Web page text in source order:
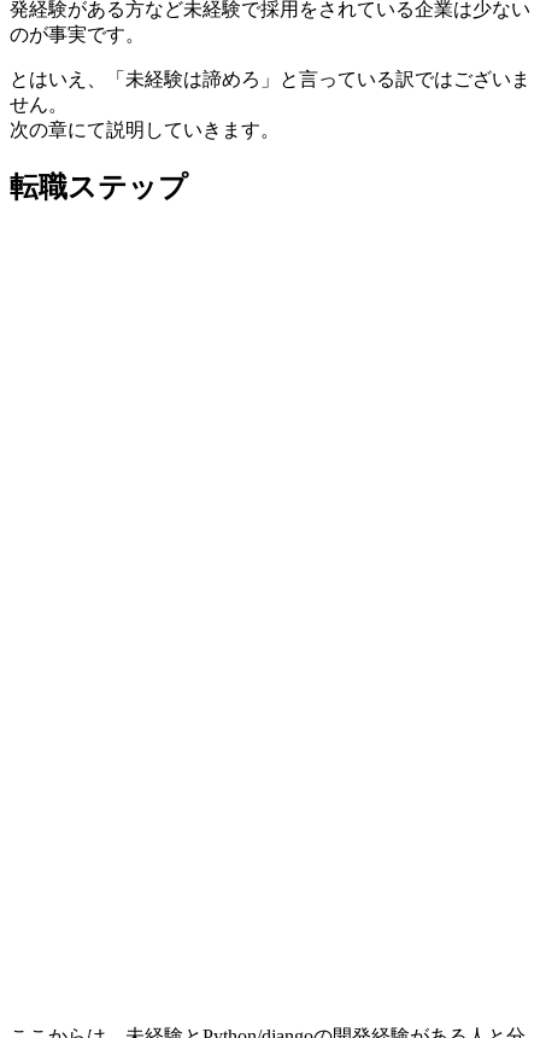
発経験がある方など未経験で採用をされている企業は少ない
のが事実です。
とはいえ、「未経験は諦めろ」と言っている訳ではございま
せん。
次の章にて説明していきます。
転職ステップ